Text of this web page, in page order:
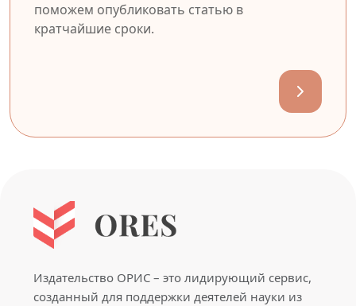
поможем опубликовать статью в
кратчайшие сроки.
Издательство ОРИС – это лидирующий сервис,
созданный для поддержки деятелей науки из